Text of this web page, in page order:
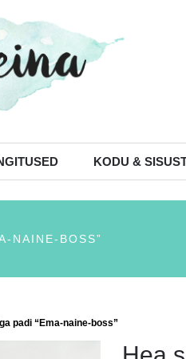
KODU &
NAINE-BOSS”
padi “Ema-naine-boss”